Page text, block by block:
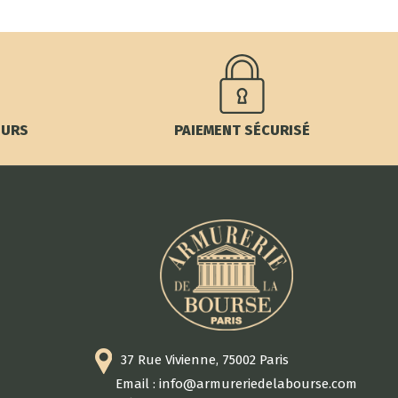
PAIEMENT SÉCURISÉ
37 Rue Vivienne, 75002 Paris
Email : info@armureriedelabourse.com